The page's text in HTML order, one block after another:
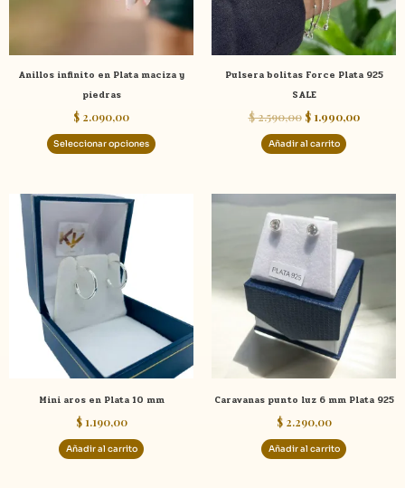
Anillos infinito en Plata maciza y
piedras
$ 2.090,00
Seleccionar opciones
se
elegir
en
de
Pulsera bolitas Force Plata 925
SALE
$2.590,00 $1.990,00
Añadir al carrito
Mini aros en Plata 10 mm
$1.190,00
Añadir al carrito
Caravanas punto luz 6 mm Plata 925
$2.290,00
Añadir al carrito